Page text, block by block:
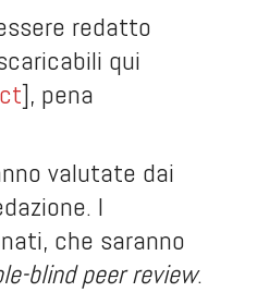
redatto
qui
], pena
valutate dai
I
che saranno
blind peer review.